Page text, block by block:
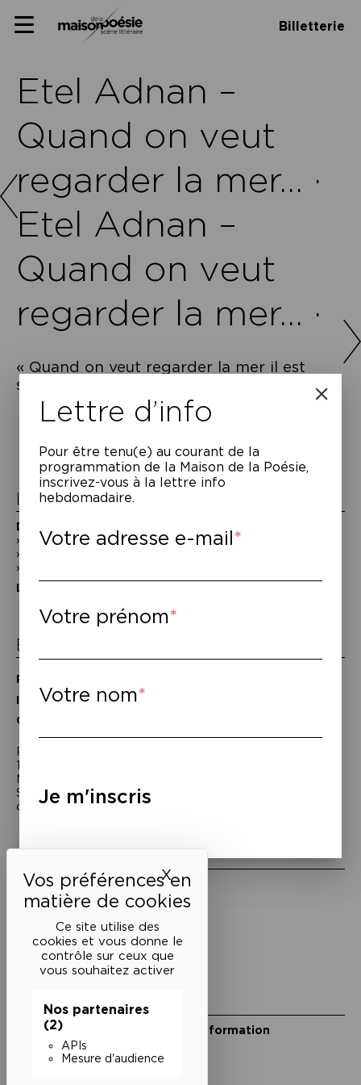
Panneau de gestion des cookies
Ce site utilise des
cookies et vous donne le
contrôle sur ceux que
vous souhaitez activer
Nos partenaires
(2)
APIs
Mesure d'audience
XMasquer le bandeau des
to
Primary
Billetterie
Etel Adnan –
Quand on veut
regarder la mer… ·
Etel Adnan –
Quand on veut
regarder la mer… ·
« Quand on veut regarder la mer il est
souvent préférable de fermer les yeux. »
Navigation
de
l’article
La Maison de la Poésie
Découvrir
En photos
L’équipe
Espace pro
Privatiser une salle
Informations techniques
Contact presse
Passage Moliėre
157, rue Saint-Martin - 75003 Paris
M° Rambuteau - RER Les Halles
Standard tél : 01 44 54 53 00
du mardi au samedi de 15h à 18h
Mentions légales
Politique de confidentialité
Conditions générales de vente
Cookies
Restons en lien
Inscrivez-vous à notre lettre d’information
Suivez-nous sur les réseaux
Lettre d’info
Pour être tenu(e) au courant de la
programmation de la Maison de la Poésie,
inscrivez-vous à la lettre info
hebdomadaire.
Votre adresse e-mail
Votre prénom
Votre nom
Je m'inscris